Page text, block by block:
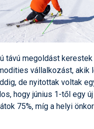
távú megoldást
vállalkozást, akik
de nyitottak voltak
hogy június 1-től egy
75%, míg a helyi